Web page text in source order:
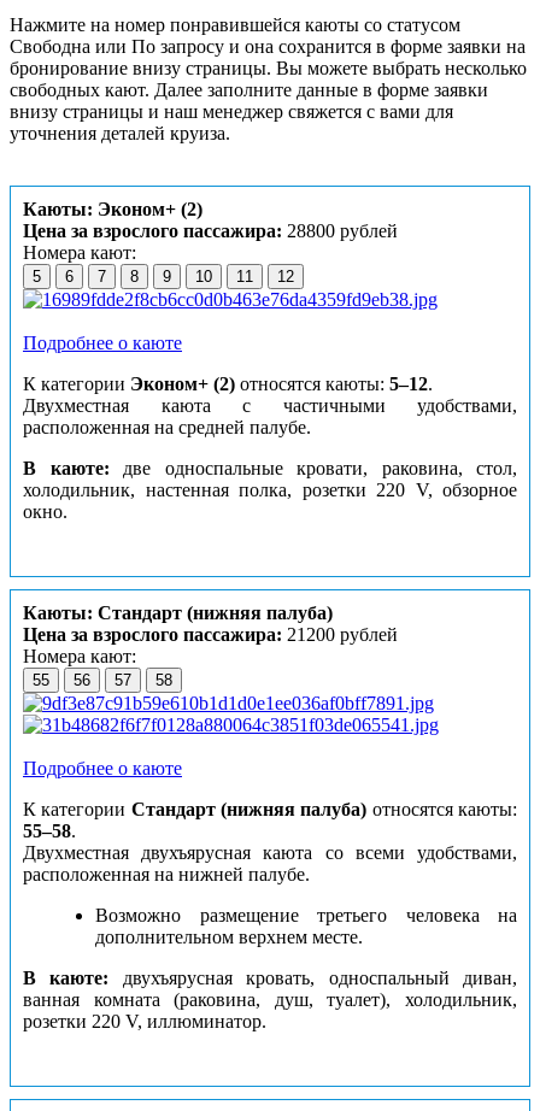
Нажмите на номер понравившейся каюты со статусом
Свободна или По запросу и она сохранится в форме заявки на
бронирование внизу страницы. Вы можете выбрать несколько
свободных кают. Далее заполните данные в форме заявки
внизу страницы и наш менеджер свяжется с вами для
уточнения деталей круиза.
Каюты: Эконом+ (2)
Цена за взрослого пассажира: 28800 рублей
Номера кают:
5 6 7 8 9 10 11 12
Подробнее о каюте
К категории Эконом+ (2) относятся каюты: 5–12.
Двухместная каюта с частичными удобствами,
расположенная на средней палубе.
В каюте: две односпальные кровати, раковина, стол,
холодильник, настенная полка, розетки 220 V, обзорное
окно.
Каюты: Стандарт (нижняя палуба)
Цена за взрослого пассажира: 21200 рублей
Номера кают:
55 56 57 58
Подробнее о каюте
К категории Стандарт (нижняя палуба) относятся каюты:
55–58.
Двухместная двухъярусная каюта со всеми удобствами,
расположенная на нижней палубе.
Возможно размещение третьего человека на
дополнительном верхнем месте.
В каюте: двухъярусная кровать, односпальный диван,
ванная комната (раковина, душ, туалет), холодильник,
розетки 220 V, иллюминатор.